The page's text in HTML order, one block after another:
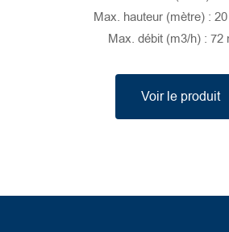
Max. hauteur (mètre) :
Max. débit (m3/h) : 72
Voir le produit